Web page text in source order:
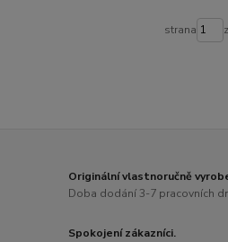
strana
Originální vlastnoručně
Doba dodání 3-7 pracovních
Spokojení zákazníci.